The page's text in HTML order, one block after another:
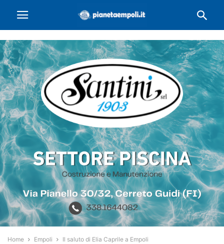
Home Empoli Il saluto di Elia Caprile a Empoli